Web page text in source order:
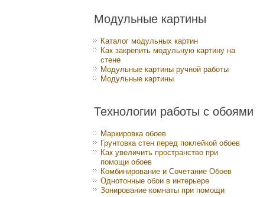
Модульные картины
Каталог модульных картин
Как закрепить модульную картину на
стене
Модульные картины ручной работы
Модульные картины
Технологии работы с обоями
Маркировка обоев
Грунтовка стен перед поклейкой обоев
Как увеличить пространство при
помощи обоев
Комбинирование и Сочетание Обоев
Однотонные обои в интерьере
Зонирование комнаты при помощи